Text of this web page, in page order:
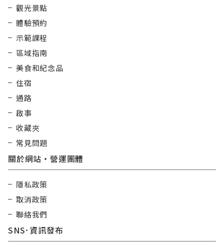
觀光景點
體驗預約
示範課程
區域指南
美食和紀念品
住宿
通路
啟事
收藏夾
常見問題
關於網站・營運團體
隱私政策
取消政策
聯絡我們
SNS･資訊發布